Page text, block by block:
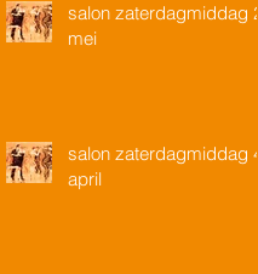
salon zaterdagmiddag 2
mei
salon zaterdagmiddag 4
april